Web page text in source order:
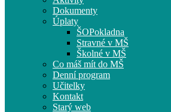
Dokumenty
Úplaty
ŠOPokladna
Stravné v MŠ
Školné v MŠ
Co máš mít do MŠ
Denní program
Učitelky
Kontakt
Starý web